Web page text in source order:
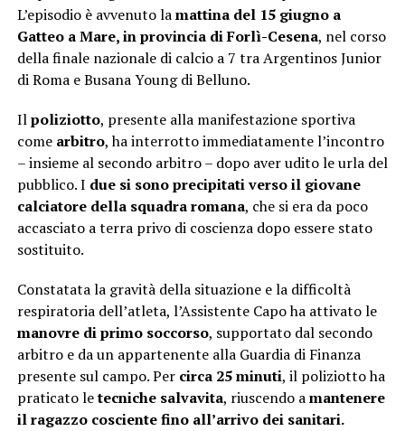
L’episodio è avvenuto lamattina del 15 giugno a
Gatteo a Mare, in provincia di Forlì-Cesena, nel corso
della finale nazionale di calcio a 7 tra Argentinos Junior
di Roma e Busana Young di Belluno.
Ilpoliziotto, presente alla manifestazione sportiva
come arbitro, ha interrotto immediatamente l’incontro
– insieme al secondo arbitro – dopo aver udito le urla del
pubblico. I due si sono precipitati verso il giovane
calciatore della squadra romana, che si era da poco
accasciato a terra privo di coscienza dopo essere stato
sostituito.
Constatata la gravità della situazione e la difficoltà
respiratoria dell’atleta, l’Assistente Capo ha attivato le
manovre di primo soccorso, supportato dal secondo
arbitro e da un appartenente alla Guardia di Finanza
presente sul campo. Per circa 25 minuti, il poliziotto ha
praticato letecniche salvavita, riuscendo amantenere
il ragazzo cosciente fino all’arrivo dei sanitari.